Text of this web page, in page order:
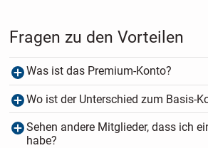
Fragen zu den Vorteilen
Was ist das Premium-Konto?
Wo ist der Unterschied zum Basis-
Sehen andere Mitglieder, dass ich
habe?